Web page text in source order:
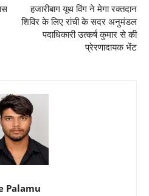
हजारीबाग यूथ विंग ने मेगा रक्तदान
शिविर के लिए रांची के सदर अनुमंडल
पदाधिकारी उत्कर्ष कुमार से की
प्रेरणादायक भेंट
Palamu